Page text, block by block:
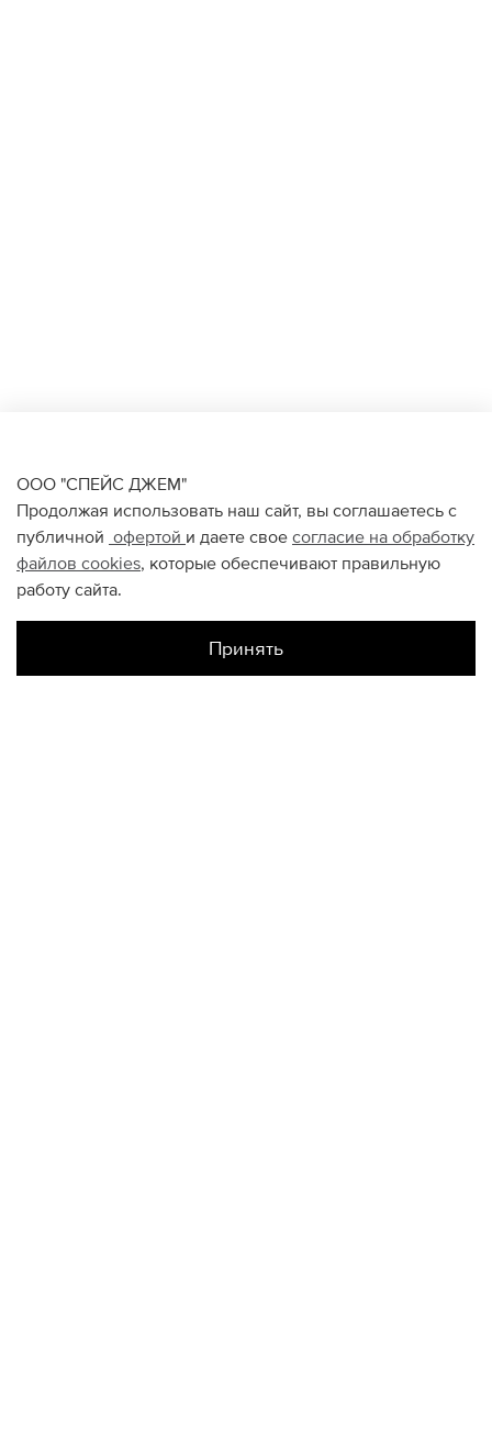
ООО "СПЕЙС ДЖЕМ"
Продолжая использовать наш сайт, вы соглашаетесь с
публичной офертой и даете свое согласие на обработку
файлов cookies, которые обеспечивают правильную
работу сайта.
Принять